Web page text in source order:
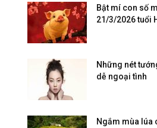
Bật mí con số
21/3/2026 tuổi
Những nét
dễ ngoại tình
Ngắm mùa lúa